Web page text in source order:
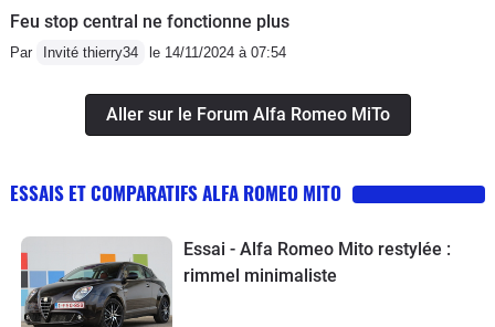
Feu stop central ne fonctionne plus
Par Invité thierry34 le 14/11/2024 à 07:54
Aller sur le Forum Alfa Romeo MiTo
ESSAIS ET COMPARATIFS ALFA ROMEO MITO
Essai - Alfa Romeo Mito restylée :
rimmel minimaliste